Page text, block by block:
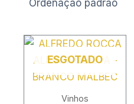
ESGOTADO
Vinhos